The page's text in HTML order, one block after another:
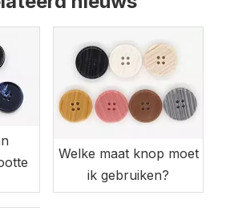
Welke maat knop moet
ik gebruiken?